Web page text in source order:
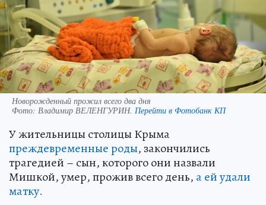
Новорожденный прожил всего два дня
Фото: Владимир ВЕЛЕНГУРИН. Перейти в Фотобанк КП
У жительницы столицы Крыма
преждевременные роды, закончились
трагедией – сын, которого они назвали
Мишкой, умер, прожив всего день, а ей удали
матку.